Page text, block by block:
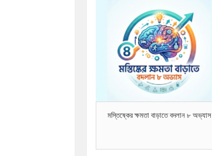
মস্তিষ্কের ক্ষমতা বাড়াতে বদলান ৮ অভ্যাস